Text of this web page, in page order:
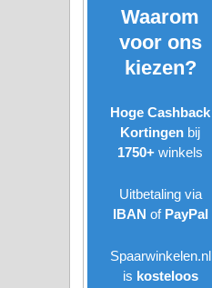
Waarom
voor ons
kiezen?
Hoge Cashback
Kortingen bij
1750+ winkels
Uitbetaling via
IBAN of PayPal
Spaarwinkelen.nl
is kosteloos